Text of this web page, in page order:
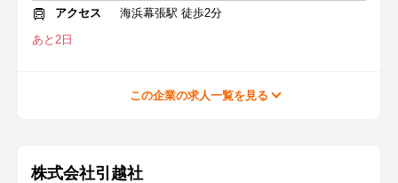
アクセス
海浜幕張駅 徒歩2分
あと2日
この企業の求人一覧を見る
株式会社引越社